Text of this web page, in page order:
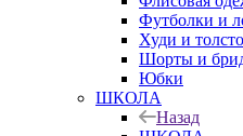
Футболки и
Худи и
Шорты и
Юбки
ШКОЛА
Назад